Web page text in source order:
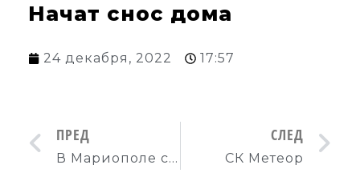
Начат снос дома
24 декабря, 2022 17:57
ПРЕД
В Мариополе собрались реставрировать мозаику
СЛЕД
СК Метеор